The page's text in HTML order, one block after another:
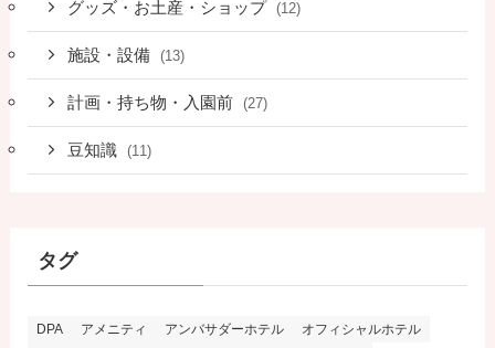
グッズ・お土産・ショップ (12)
施設・設備 (13)
計画・持ち物・入園前 (27)
豆知識 (11)
タグ
DPA アメニティ アンバサダーホテル
オフィシャルホテル